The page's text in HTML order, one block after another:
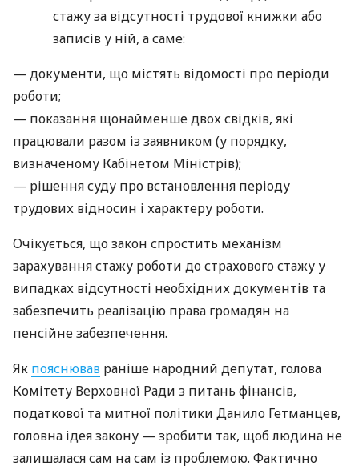
стажу за відсутності трудової книжки або
записів у ній, а саме:
— документи, що містять відомості про періоди
роботи;
— показання щонайменше двох свідків, які
працювали разом із заявником (у порядку,
визначеному Кабінетом Міністрів);
— рішення суду про встановлення періоду
трудових відносин і характеру роботи.
Очікується, що закон спростить механізм
зарахування стажу роботи до страхового стажу у
випадках відсутності необхідних документів та
забезпечить реалізацію права громадян на
пенсійне забезпечення.
Як пояснював раніше народний депутат, голова
Комітету Верховної Ради з питань фінансів,
податкової та митної політики Данило Гетманцев,
головна ідея закону — зробити так, щоб людина не
залишалася сам на сам із проблемою. Фактично